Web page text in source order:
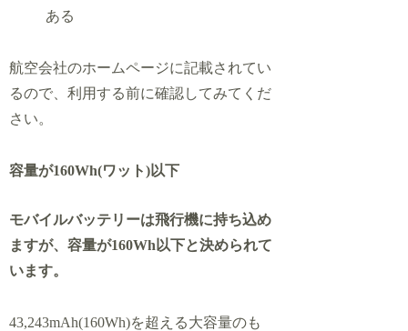
ある
航空会社のホームページに記載されてい
るので、利用する前に確認してみてくだ
さい。
容量が160Wh(ワット)以下
モバイルバッテリーは飛行機に持ち込め
ますが、容量が160Wh以下と決められて
います。
43,243mAh(160Wh)を超える大容量のも